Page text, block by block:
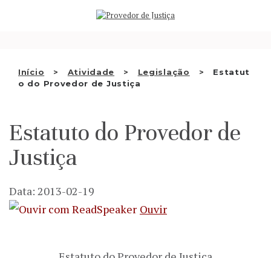
Início Atividade Legislação
Estatut
o do Provedor de Justiça
QUEM SOMOS
RECOMENDAÇÕES E OUTRAS
DECISÕES
APRESENTAR QUEIXA
Estatuto do Provedor de
Justiça
Data: 2013-02-19
Ouvir